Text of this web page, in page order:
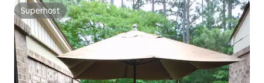
Superhost
Superhost